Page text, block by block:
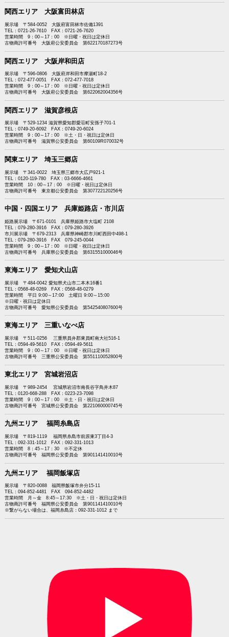
関西エリア 大阪富田林店
展示場 〒584-0052 大阪府富田林市佐備1391
TEL：0721-26-7610 FAX：0721-26-7620
営業時間 9：00～17：00 ※日曜・祝日は定休日
古物商許可番号 大阪府公安委員会 第622170187273号
関西エリア 大阪岸和田店
展示場 〒596-0806 大阪府岸和田市摩湯町18-2
TEL：072-477-0051 FAX：072-477-7018
営業時間 9：00～17：00 ※日曜・祝日は定休日
古物商許可番号 大阪府公安委員会 第622062004356号
関西エリア 滋賀彦根店
展示場 〒529-1234 滋賀県愛知郡愛荘町安孫子701-1
TEL：0749-20-6092 FAX：0749-20-6024
営業時間 9：00～17：00 ※土・日・祝日は定休日
古物商許可番号 滋賀県公安委員会 第60109R070032号
関東エリア 埼玉三郷店
展示場 〒341-0022 埼玉県三郷市大広戸921-1
TEL：0120-119-780 FAX：03-6666-4661
営業時間 10：00～17：00 ※日曜・祝日は定休日
古物商許可番号 東京都公安委員会 第307722120256号
中国・四国エリア 兵庫姫路店・市川店
姫路展示場 〒671-0101 兵庫県姫路市大塩町 2108
TEL：079-280-3916 FAX：079-280-3926
市川展示場 〒679-2313 兵庫県神崎郡市川町西田中498-1
TEL：079-280-3916 FAX 079-245-0044
営業時間 9：00～17：00 ※日曜・祝日は定休日
古物商許可番号 兵庫県公安委員会 第631551000046号
東海エリア 愛知犬山店
展示場 〒484-0042 愛知県犬山市二本木16番1
TEL：0568-48-0269 FAX：0568-48-0279
営業時間 平日 9:00～17:00 土曜日 9:00～15:00
※日曜・祝日は定休日
古物商許可番号 愛知県公安委員会 第542540807600号
東海エリア 三重いなべ店
展示場 〒511-0256 三重県員弁郡東員町南大社516-1
TEL：0594-49-5610 FAX：0594-49-5611
営業時間 9：00～17：00 ※日曜・祝日は定休日
古物商許可番号 三重県公安委員会 第551110052800号
東北エリア 宮城岩沼店
展示場 〒989-2454 宮城県岩沼市南長谷字鳥井木87
TEL：0120-668-288 FAX：0223-23-7098
営業時間 9：00～17：00 ※土・日・祝日は定休日
古物商許可番号 宮城県公安委員会 第221060000745号
九州エリア 福岡糸島店
展示場 〒819-1119 福岡県糸島市前原東3丁目4-3
TEL：092-331-1012 FAX：092-331-1013
営業時間 8：45～17：30 ※不定休
古物商許可番号 福岡県公安委員会 第901141410010号
九州エリア 福岡飯塚店
展示場 〒820-0088 福岡県飯塚市弁分15-11
TEL：094-852-4481 FAX 094-852-4482
営業時間 月～金 8:45～17:30 ※土・日・祝日は定休日
古物商許可番号 福岡県公安委員会 第901141410010号
※繋がらない場合は、福岡糸島店：092-331-1012 まで